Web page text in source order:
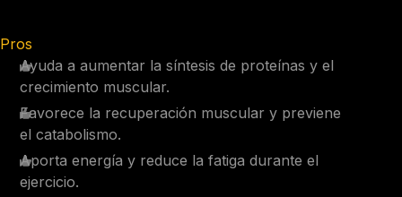
Pros
Ayuda a aumentar la síntesis de proteínas y el
crecimiento muscular.
Favorece la recuperación muscular y previene
el catabolismo.
Aporta energía y reduce la fatiga durante el
ejercicio.